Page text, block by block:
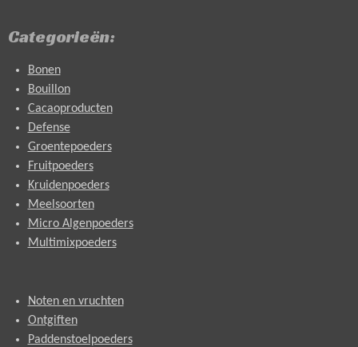
Categorieën:
Bonen
Bouillon
Cacaoproducten
Defense
Groentepoeders
Fruitpoeders
Kruidenpoeders
Meelsoorten
Micro Algenpoeders
Multimixpoeders
Noten en vruchten
Ontgiften
Paddenstoelpoeders